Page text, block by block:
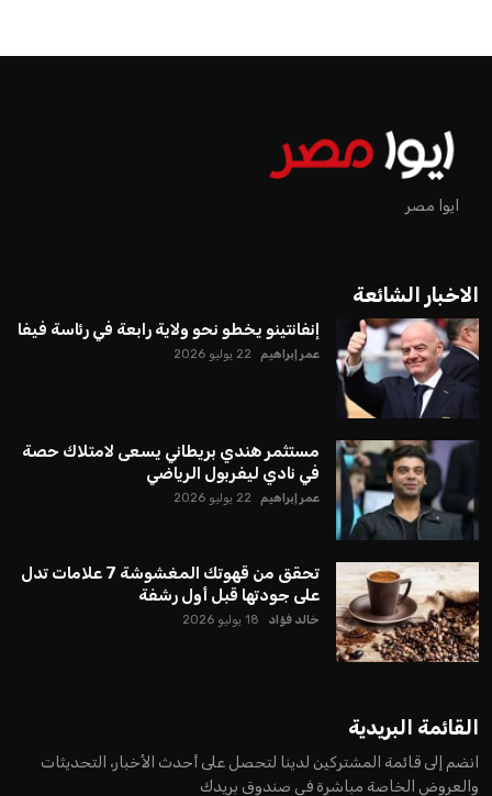
ايوا مصر
الاخبار الشائعة
إنفانتينو يخطو نحو ولاية رابعة في رئاسة فيفا
عمر إبراهيم 22 يوليو 2026
مستثمر هندي بريطاني يسعى لامتلاك حصة
في نادي ليفربول الرياضي
عمر إبراهيم 22 يوليو 2026
تحقق من قهوتك المغشوشة 7 علامات تدل
على جودتها قبل أول رشفة
خالد فؤاد 18 يوليو 2026
القائمة البريدية
انضم إلى قائمة المشتركين لدينا لتحصل على أحدث الأخبار، التحديثات
والعروض الخاصة مباشرة في صندوق بريدك